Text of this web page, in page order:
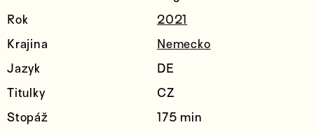
Rok
2021
Krajina
Nemecko
Jazyk
DE
Titulky
CZ
Stopáž
175 min